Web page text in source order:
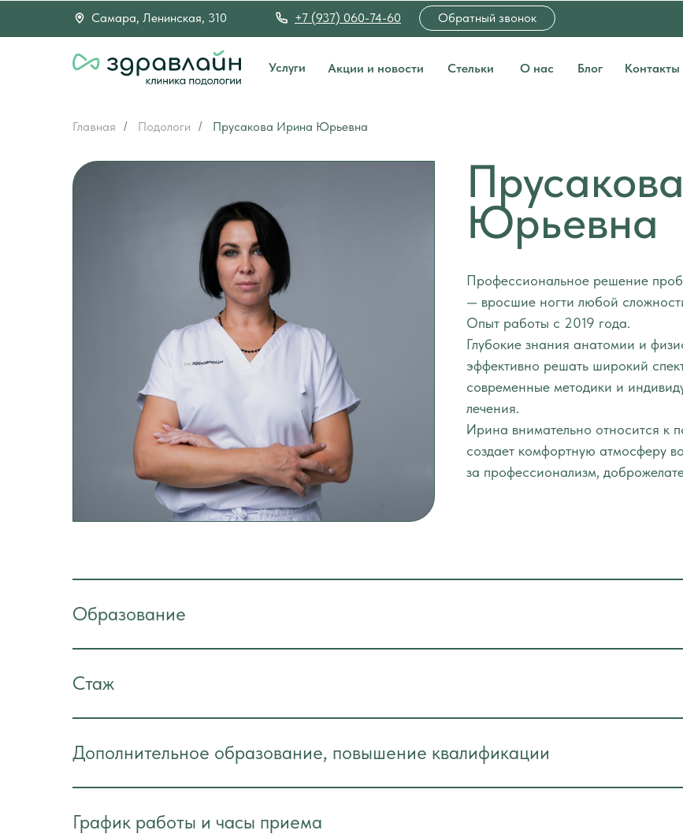
Услуги Акции и новости О нас Блог Контакты
+7 (937) 060-74-60 Обратный звонок
Самара, Ленинская, 310
Стельки
Главная / Подологи / Прусакова Ирина Юрьевна
Юрьевна
Профессиональное решение
— вросшие ногти любой
Опыт работы с 2019 года.
Глубокие знания анатомии и
эффективно решать широкий
современные методики и
лечения.
Ирина внимательно относится к
создает комфортную атмосферу
за профессионализм,
Образование
Стаж
Дополнительное образование, повышение квалификации
График работы и часы приема